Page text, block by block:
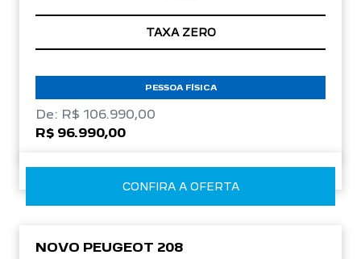
TAXA ZERO
PESSOA FÍSICA
De: R$ 106.990,00
R$ 96.990,00
CONFIRA A OFERTA
NOVO PEUGEOT 208